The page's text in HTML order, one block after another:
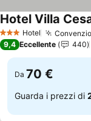
3 StelleHotel
Hotel Villa
9,4 Eccellente 440
Da 70 €
Guarda i prezzi di